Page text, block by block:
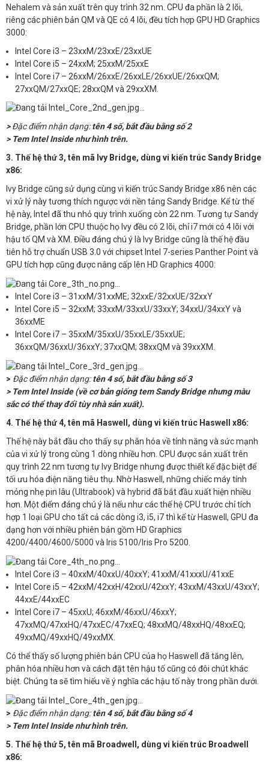
Nehalem và sản xuất trên quy trình 32 nm. CPU đa phần là 2 lõi,
riêng các phiên bản QM và QE có 4 lõi, đều tích hợp GPU HD Graphics
3000:
Intel Core i3 – 23xxM/23xxE/23xxUE
Intel Core i5 – 24xxM; 25xxM/25xxE
Intel Core i7 – 26xxM/26xxE/26xxLE/26xxUE/26xxQM;
27xxQM/27xxQE; 28xxQM và 29xxXM.
>Đặc điểm nhận dạng: tên 4 số, bắt đầu bằng số 2
> Tem Intel Inside như hình trên.
3. Thế hệ thứ 3, tên mã Ivy Bridge, dùng vi kiến trúc Sandy Bridge
x86:
Ivy Bridge cũng sử dụng cùng vi kiến trúc Sandy Bridge x86 nên các
vi xử lý này tương thích ngược với nền tảng Sandy Bridge. Kể từ thế
hệ này, Intel đã thu nhỏ quy trình xuống còn 22 nm. Tương tự Sandy
Bridge, phần lớn CPU thuộc họ Ivy đều có 2 lõi, chỉ i7 mới có 4 lõi với
hậu tố QM và XM. Điều đáng chú ý là Ivy Bridge cũng là thế hệ đầu
tiên hỗ trợ chuẩn USB 3.0 với chipset Intel 7-series Panther Point và
GPU tích hợp cũng được nâng cấp lên HD Graphics 4000:
Intel Core i3 – 31xxM/31xxME; 32xxE/32xxUE/32xxY
Intel Core i5 – 32xxM; 33xxM/33xxU/33xxY; 34xxU/34xxY và
36xxME
Intel Core i7 – 35xxM/35xxU/35xxLE/35xxUE;
36xxQM/36xxU/36xxY; 37xxQM; 38xxQM và 39xxXM.
> Đặc điểm nhận dạng:tên 4 số, bắt đầu bằng số 3
> Tem Intel Inside (về cơ bản giống tem Sandy Bridge nhưng màu
sắc có thể thay đổi tùy nhà sản xuất).
4. Thế hệ thứ 4, tên mã Haswell, dùng vi kiến trúc Haswell x86:
Thế hệ này bắt đầu cho thấy sự phân hóa về tính năng và sức mạnh
của vi xử lý trong cùng 1 dòng nhiều hơn. CPU được sản xuất trên
quy trình 22 nm tương tự Ivy Bridge nhưng được thiết kế đặc biệt để
tối ưu hóa điện năng tiêu thụ. Nhờ Haswell, những chiếc máy tính
mỏng nhẹ pin lâu (Ultrabook) và hybrid đã bắt đầu xuất hiện nhiều
hơn. Một điểm đáng chú ý là nếu như các thế hệ CPU trước chỉ tích
hợp 1 loại GPU cho tất cả các dòng i3, i5, i7 thì kể từ Haswell, GPU đa
dạng hơn với nhiều phiên bản gồm HD Graphics
4200/4400/4600/5000 và Iris 5100/Iris Pro 5200.
Intel Core i3 – 40xxM/40xxU/40xxY; 41xxM/41xxxU/41xxE
Intel Core i5 – 42xxM/42xxH/42xxU/42xxY; 43xxM/43xxU/43xxY;
44xxE/44xxEC
Intel Core i7 – 45xxU; 46xxM/46xxU/46xxY;
47xxMQ/47xxHQ/47xxEC/47xxEQ; 48xxMQ/48xxHQ/48xxEQ;
49xxMQ/49xxHQ/49xxMX.
Có thể thấy số lượng phiên bản CPU của họ Haswell đã tăng lên,
phân hóa nhiều hơn và cách đặt tên hậu tố cũng có đôi chút khác
biệt. Chúng ta sẽ tìm hiểu về ý nghĩa các hậu tố này trong phần dưới.
> Đặc điểm nhận dạng:tên 4 số, bắt đầu bằng số 4
> Tem Intel Inside như hình trên.
5. Thế hệ thứ 5, tên mã Broadwell, dùng vi kiến trúc Broadwell
x86: